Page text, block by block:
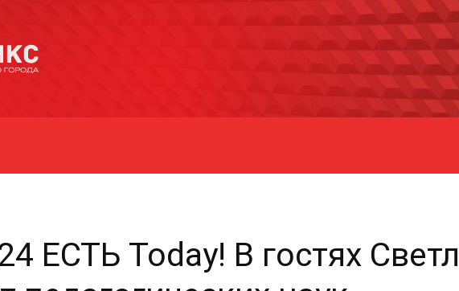
ЕСТЬ Today! В гостях